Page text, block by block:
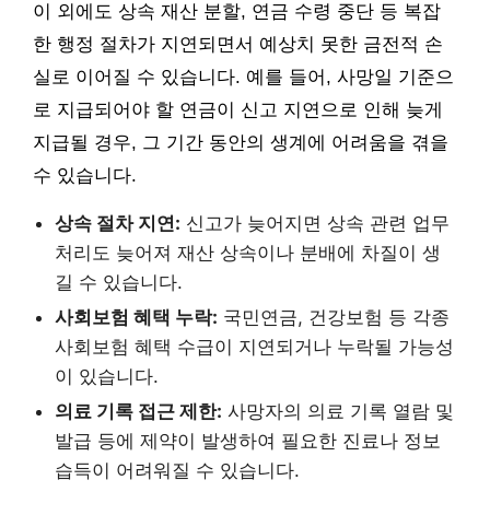
이 외에도 상속 재산 분할, 연금 수령 중단 등 복잡
한 행정 절차가 지연되면서 예상치 못한 금전적 손
실로 이어질 수 있습니다. 예를 들어, 사망일 기준으
로 지급되어야 할 연금이 신고 지연으로 인해 늦게
지급될 경우, 그 기간 동안의 생계에 어려움을 겪을
수 있습니다.
상속 절차 지연: 신고가 늦어지면 상속 관련 업무
처리도 늦어져 재산 상속이나 분배에 차질이 생
길 수 있습니다.
사회보험 혜택 누락: 국민연금, 건강보험 등 각종
사회보험 혜택 수급이 지연되거나 누락될 가능성
이 있습니다.
의료 기록 접근 제한: 사망자의 의료 기록 열람 및
발급 등에 제약이 발생하여 필요한 진료나 정보
습득이 어려워질 수 있습니다.